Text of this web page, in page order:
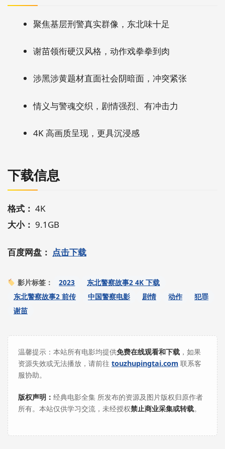
聚焦基层刑警真实群像，东北味十足
谢苗领衔硬汉风格，动作戏拳拳到肉
涉黑涉黄题材直面社会阴暗面，冲突紧张
情义与警魂交织，剧情强烈、有冲击力
4K 高画质呈现，更具沉浸感
下载信息
格式： 4K
大小： 9.1GB
百度网盘： 点击下载
影片标签： 2023
东北警察故事2 4K 下载
东北警察故事2 前传
中国警察电影 剧情 动作
犯罪
谢苗
温馨提示：本站所有电影均提供免费在线观看和下载 ，如果
资源失效或无法播放，请前往 touzhupingtai.com 联系客
服协助。
版权声明： 经典电影全集 所发布的资源及图片版权归原作者
所有。本站仅供学习交流，未经授权禁止商业采集或转载。